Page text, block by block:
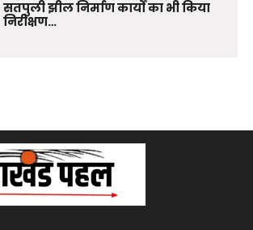
सतपुली झील निर्माण कार्यों का भी किया
निरीक्षण…